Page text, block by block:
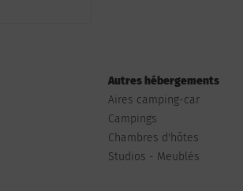
Autres hébergements
Aires camping-car
Campings
Chambres d'hôtes
Studios - Meublés